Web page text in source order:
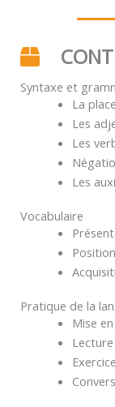
Syntaxe et
La
Les
Les
Les
Vocabulaire
Pratique de la
Mise